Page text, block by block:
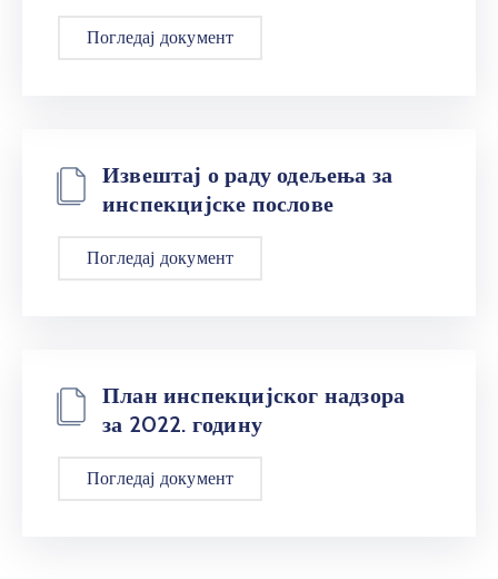
Погледај документ
Извештај о раду одељења за
инспекцијске послове
Погледај документ
План инспекцијског надзора
за 2022. годину
Погледај документ